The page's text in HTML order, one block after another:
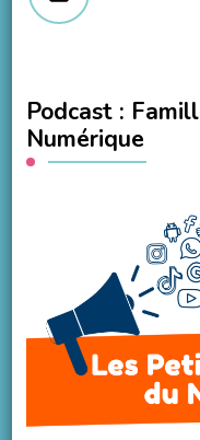
Podcast :
Numérique